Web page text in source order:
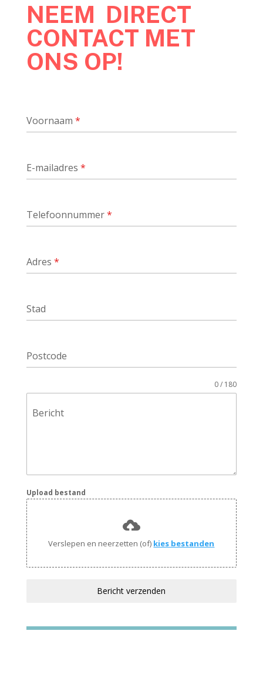
NEEM DIRECT
CONTACT MET
ONS OP!
Voornaam *
E-mailadres *
Telefoonnummer*
Adres *
Stad
Postcode
Bericht
0 / 180
Upload bestand
Verslepen en neerzetten (of) kies bestanden
Bericht verzenden